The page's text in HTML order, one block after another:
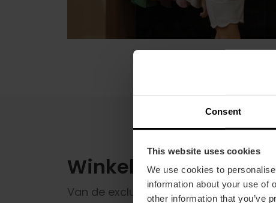
Consent
This website uses cookies
We use cookies to
information about your use of
other information that you’ve
Winkelen in
Van de exclusieve boetieks in de